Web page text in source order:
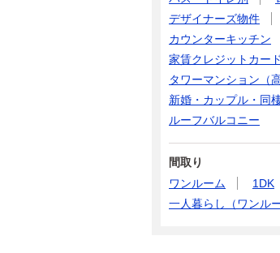
デザイナーズ物件
カウンターキッチン
家賃クレジットカー
タワーマンション（
新婚・カップル・同
ルーフバルコニー
間取り
ワンルーム
1DK
一人暮らし（ワンル